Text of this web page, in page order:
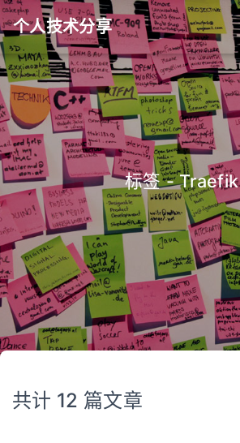
个人技术分享
首页 归档
标签 关于
RSS 搜索
标签 - Traefik
共计 12 篇文章